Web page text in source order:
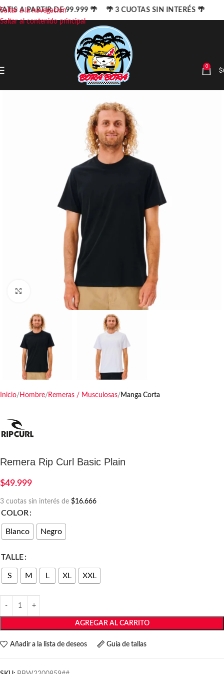
Saltar a la navegación
Saltar al contenido principal
0 $
Haga clic para ampliar
Inicio Hombre Remeras / Musculosas Manga Corta
Remera Rip Curl Basic Plain
$49.999
3 cuotas sin interés de $16.666
COLOR
Blanco Negro
TALLE
S M L XL XXL
AGREGAR AL CARRITO
Añadir a la lista de deseos Guía de tallas
A PARTIR DE 99.999 🌴 🌴 3 CUOTAS SIN INTERÉS 🌴